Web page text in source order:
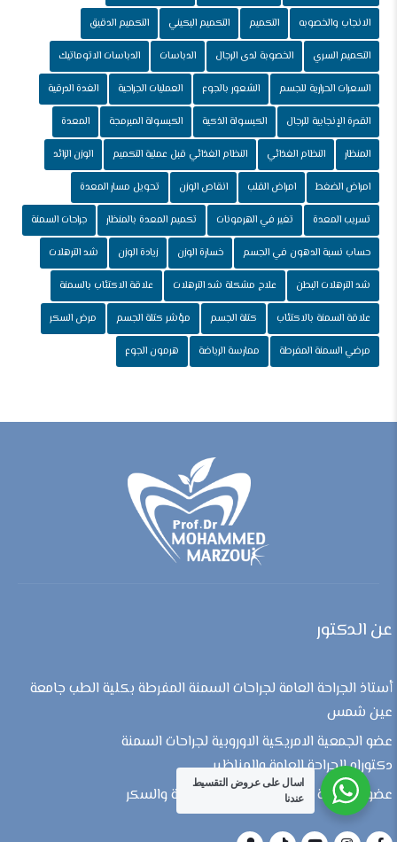
الانجاب والخصوبه التكميم التكميم البكيني التكميم الدقيق
التكميم السري الخصوبة لدى الرجال الدباسات الدباسات الاتوماتيك
السعرات الحرارية للجسم الشعور بالجوع العمليات الجراحية الغدة الدرقية
القدرة الإنجابية للرجال الكبسولة الذكية الكبسولة المبرمجة المعدة
المنظار النظام الغذائي النظام الغذائي قبل عملية التكميم الوزن الزائد
امراض الضغط امراض القلب انقاص الوزن تحويل مسار المعدة
تسريب المعدة تغير في الهرمونات تكميم المعدة بالمنظار جراحات السمنة
حساب نسبة الدهون في الجسم خسارة الوزن زيادة الوزن شد الترهلات
شد الترهلات البطن علاج مشكلة شد الترهلات علاقة الاكتئاب بالسمنة
علاقة السمنة بالاكتئاب كتلة الجسم مؤشر كتلة الجسم مرض السكر
مرضي السمنة المفرطة ممارسة الرياضة هرمون الجوع
عن الدكتور
أستاذ الجراحة العامة لجراحات السمنة المفرطة بكلية الطب جامعة
عين شمس
عضو الجمعية الامريكية الاوروبية لجراحات السمنة
دكتوراه الجراحة العامة والمناظير
عضو الجمعية الفيدرالية لجراحات السمنة والسكر
اسال على عروض التقسيط
عندنا